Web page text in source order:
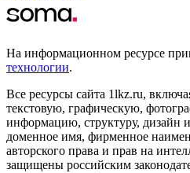
На информационном ресурсе
технологии.
Все ресурсы сайта 1lkz.ru,
текстовую, графическую,
информацию, структуру, дизайн
доменное имя, фирменное
авторского права и прав на
защищены российским